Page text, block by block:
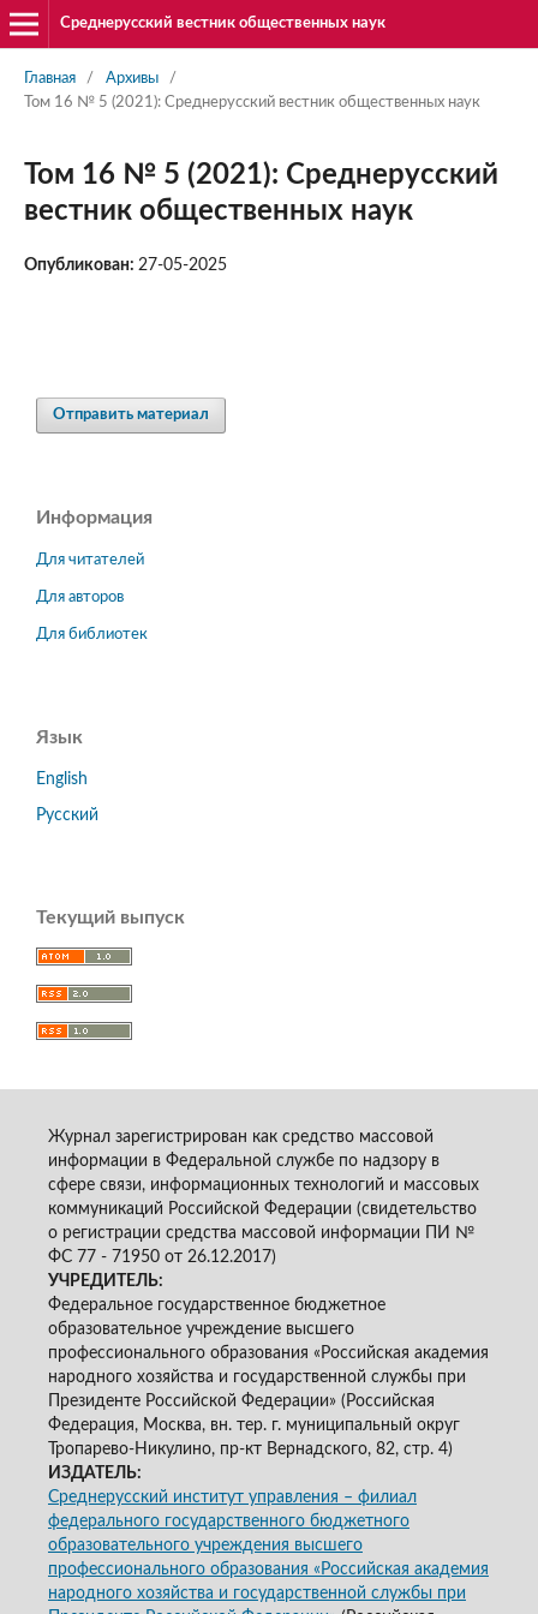
Среднерусский вестник общественных наук
Главная / Архивы
/
Том 16 № 5 (2021): Среднерусский вестник общественных наук
Том 16 № 5 (2021): Среднерусский
вестник общественных наук
Опубликован: 27-05-2025
Отправить материал
Информация
Для читателей
Для авторов
Для библиотек
Язык
English
Русский
Текущий выпуск
Журнал зарегистрирован как средство массовой
информации в Федеральной службе по надзору в
сфере связи, информационных технологий и массовых
коммуникаций Российской Федерации (свидетельство
о регистрации средства массовой информации ПИ №
ФС 77 - 71950 от 26.12.2017)
УЧРЕДИТЕЛЬ:
Федеральное государственное бюджетное
образовательное учреждение высшего
профессионального образования «Российская академия
народного хозяйства и государственной службы при
Президенте Российской Федерации» (Российская
Федерация, Москва, вн. тер. г. муниципальный округ
Тропарево-Никулино, пр-кт Вернадского, 82, стр. 4)
ИЗДАТЕЛЬ:
Среднерусский институт управления – филиал
федерального государственного бюджетного
образовательного учреждения высшего
профессионального образования «Российская академия
народного хозяйства и государственной службы при